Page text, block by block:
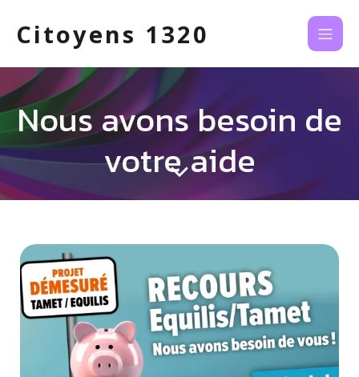
Citoyens 1320
Nous avons besoin de
votre aide